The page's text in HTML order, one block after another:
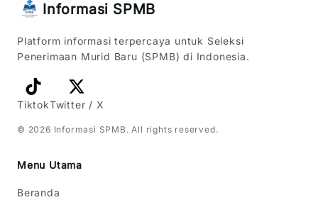
Informasi SPMB
Platform informasi terpercaya untuk Seleksi
Penerimaan Murid Baru (SPMB) di Indonesia.
TiktokTwitter / X
© 2026 Informasi SPMB . All rights reserved.
Menu Utama
Beranda